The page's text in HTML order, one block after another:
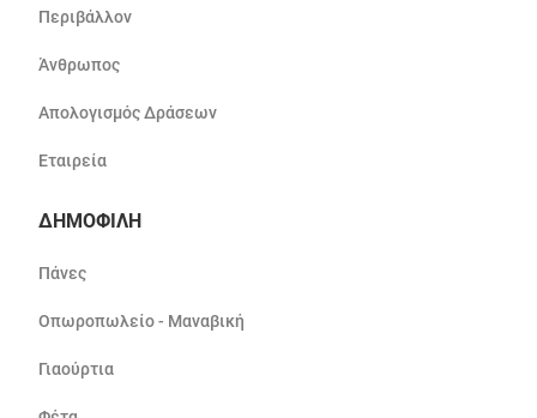
Περιβάλλον
Άνθρωπος
Απολογισμός Δράσεων
Εταιρεία
ΔΗΜΟΦΙΛΗ
Πάνες
Οπωροπωλείο - Μαναβική
Γιαούρτια